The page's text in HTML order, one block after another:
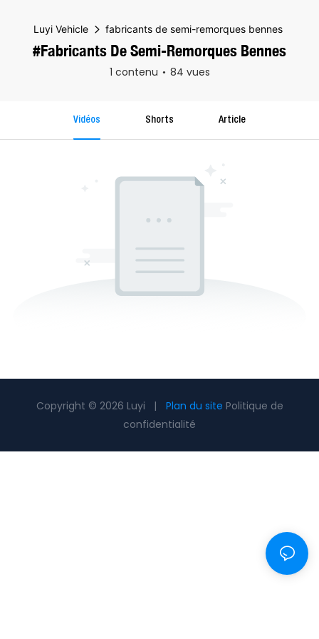
Luyi Vehicle fabricants de semi-remorques bennes
#fabricants De Semi-Remorques Bennes
1 contenu 84 vues
Vidéos Shorts Article
Copyright © 2026 Luyi | Plan du site Politique de
confidentialité